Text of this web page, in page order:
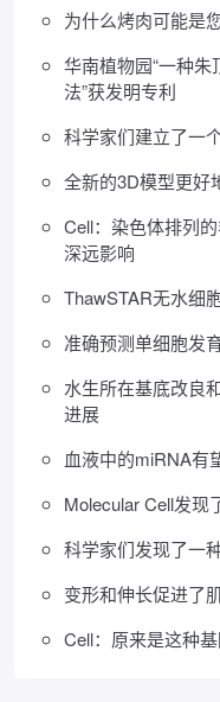
为什么烤肉可能是
华南植物园“一种
法”获发明专利
科学家们建立了一
全新的3D模型更好
Cell：染色体排列
深远影响
ThawSTAR无水细
准确预测单细胞发
水生所在基底改良
进展
血液中的miRNA有
Molecular Cell发现
科学家们发现了一
变形和伸长促进了
Cell：原来是这种